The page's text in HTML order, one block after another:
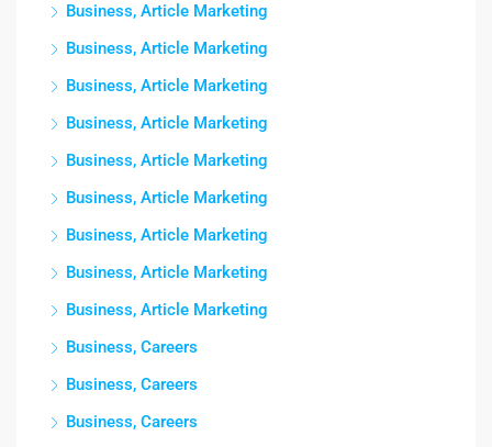
Business, Article Marketing
Business, Article Marketing
Business, Article Marketing
Business, Article Marketing
Business, Article Marketing
Business, Article Marketing
Business, Article Marketing
Business, Article Marketing
Business, Article Marketing
Business, Careers
Business, Careers
Business, Careers